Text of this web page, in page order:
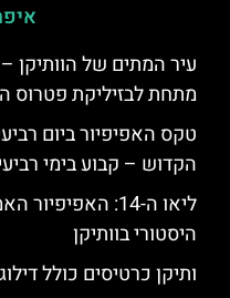
עיר המתים של הוותיקן
מתחת לבזיליקת פטרוס
טקס האפיפיור ביום
הקדוש – קבוע בימי
ליאו ה-14:
היסטורי בוותיקן
ותיקן כרטיסים כולל